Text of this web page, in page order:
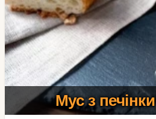
Мус з